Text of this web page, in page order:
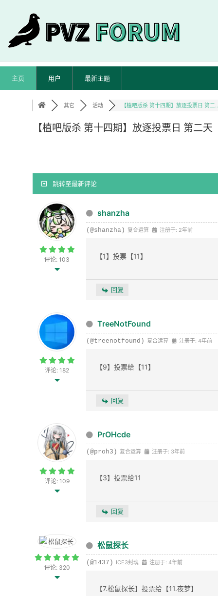
主页 用户 最新主题
其它 活动 【植吧版杀 第十四期】放逐投票日 第二
【植吧版杀 第十四期】放逐投票日 第二天
跳转至最新评论
评论: 103
shanzha
(@shanzha) 复合运算 注册于: 2年前
【1】投票【11】
回复
评论: 182
TreeNotFound
(@treenotfound) 复合运算 注册于: 4年前
【9】投票给【11】
回复
评论: 109
PrOHcde
(@proh3) 复合运算 注册于: 3年前
【3】投票给11
回复
评论: 320
松鼠探长
(@1437) ICE3封魂 注册于: 4年前
【7.松鼠探长】投票给【11.夜梦】